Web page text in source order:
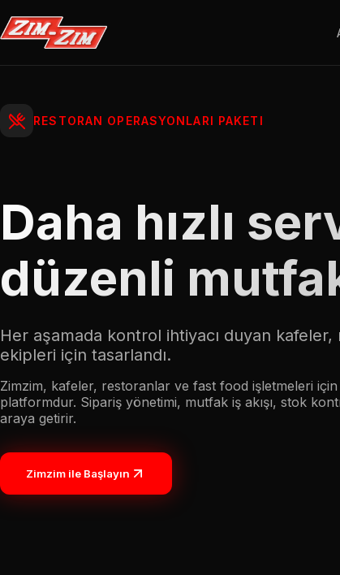
RESTORAN OPERASYONLARI PAKETI
Daha hızlı
düzenli
Her aşamada kontrol ihtiyacı duyan
ekipleri için tasarlandı.
Zimzim, kafeler, restoranlar ve fast food işletmeleri
platformdur. Sipariş yönetimi, mutfak iş akışı, stok
araya getirir.
Zimzim ile Başlayın